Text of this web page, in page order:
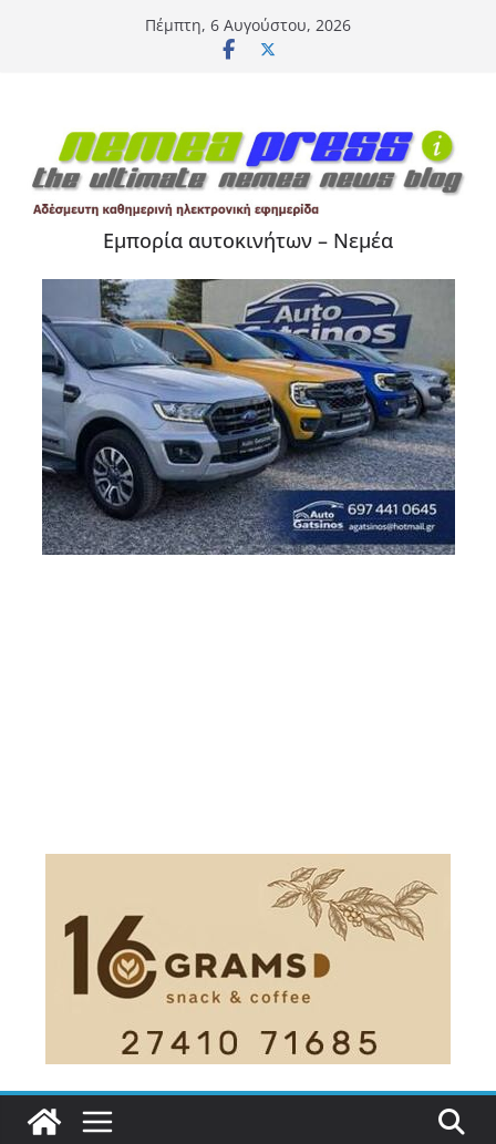
Πέμπτη, 6 Αυγούστου, 2026
Εμπορία αυτοκινήτων – Νεμέα